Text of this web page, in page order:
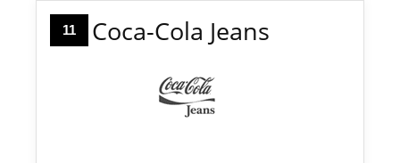
11 Coca-Cola Jeans